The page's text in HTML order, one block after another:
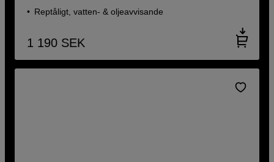
Reptåligt, vatten- & oljeavvisande
1 190 SEK